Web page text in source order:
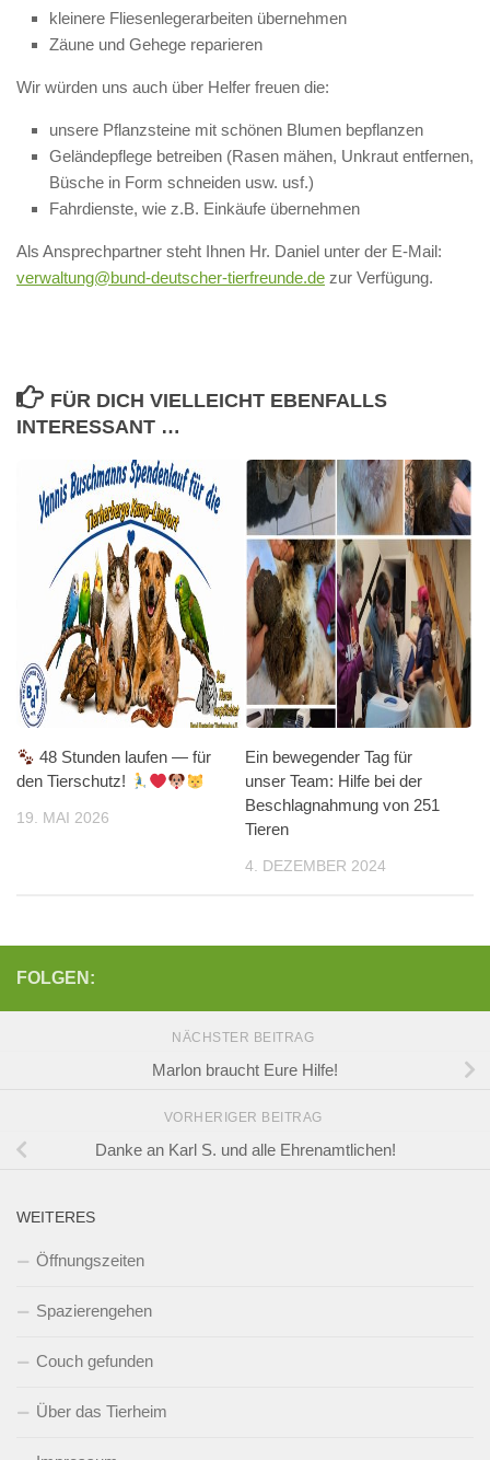
kleinere Fliesenlegerarbeiten übernehmen
Zäune und Gehege reparieren
Wir würden uns auch über Helfer freuen die:
unsere Pflanzsteine mit schönen Blumen bepflanzen
Geländepflege betreiben (Rasen mähen, Unkraut entfernen,
Büsche in Form schneiden usw. usf.)
Fahrdienste, wie z.B. Einkäufe übernehmen
Als Ansprechpartner steht Ihnen Hr. Daniel unter der E-Mail:
verwaltung@bund-deutscher-tierfreunde.de zur Verfügung.
FÜR DICH VIELLEICHT EBENFALLS
INTERESSANT …
48 Stunden laufen — für
den Tierschutz!
19. MAI 2026
Ein bewegender Tag für
unser Team: Hilfe bei der
Beschlagnahmung von 251
Tieren
4. DEZEMBER 2024
FOLGEN:
NÄCHSTER BEITRAG
Marlon braucht Eure Hilfe!
VORHERIGER BEITRAG
Danke an Karl S. und alle Ehrenamtlichen!
WEITERES
Öffnungszeiten
Spazierengehen
Couch gefunden
Über das Tierheim